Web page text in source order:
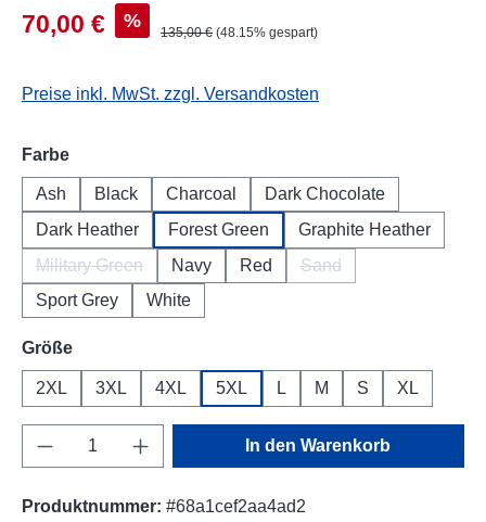
70,00 € %
135,00 € (48.15% gespart)
Preise inkl. MwSt. zzgl. Versandkosten
Farbeauswählen
Ash Black Charcoal
Dark Chocolate
Dark Heather
Forest Green
Graphite Heather
Military Green
(Diese Option ist zurzeit nicht verfügbar.)
Navy Red Sand
(Diese Option ist
Sport Grey White
Größeauswählen
2XL 3XL 4XL 5XL L M S XL
Produkt Anzahl: Gib den gewünschten
In den Warenkorb
Produktnummer: #68a1cef2aa4ad2